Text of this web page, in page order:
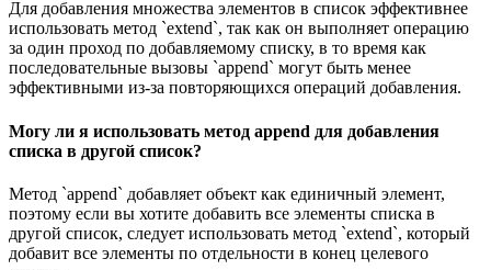
Для добавления множества элементов в список эффективнее
использовать метод `extend`, так как он выполняет операцию
за один проход по добавляемому списку, в то время как
последовательные вызовы `append` могут быть менее
эффективными из-за повторяющихся операций добавления.
Могу ли я использовать метод append для добавления
списка в другой список?
Метод `append` добавляет объект как единичный элемент,
поэтому если вы хотите добавить все элементы списка в
другой список, следует использовать метод `extend`, который
добавит все элементы по отдельности в конец целевого